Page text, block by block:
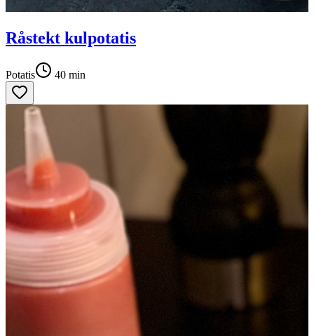
Råstekt kulpotatis
Potatis 40 min